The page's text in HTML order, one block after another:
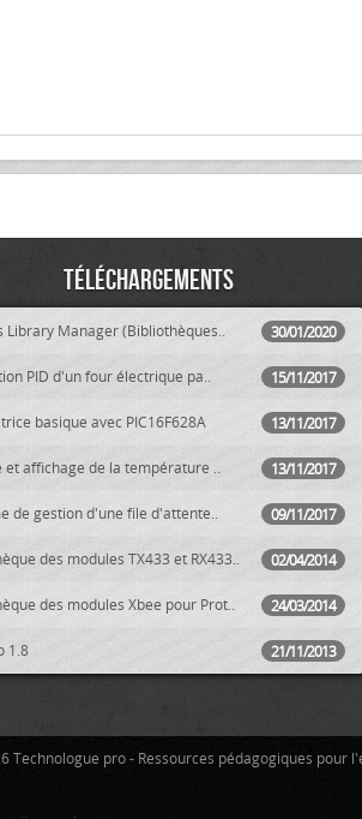
Téléchargements
30/01/2020
Library Manager (Bibliothèques..
15/11/2017
PID d'un four électrique pa..
13/11/2017
basique avec PIC16F628A
13/11/2017
et affichage de la température ..
09/11/2017
de gestion d'une file d'attente..
02/04/2014
des modules TX433 et RX433..
24/03/2014
des modules Xbee pour Prot..
21/11/2013
1.8
pro - Ressources pédagogiques pour